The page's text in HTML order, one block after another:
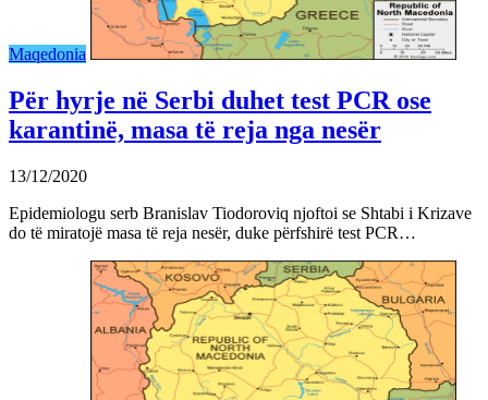
Maqedonia
Për hyrje në Serbi duhet test PCR ose
karantinë, masa të reja nga nesër
13/12/2020
Epidemiologu serb Branislav Tiodoroviq njoftoi se Shtabi i Krizave
do të miratojë masa të reja nesër, duke përfshirë test PCR…